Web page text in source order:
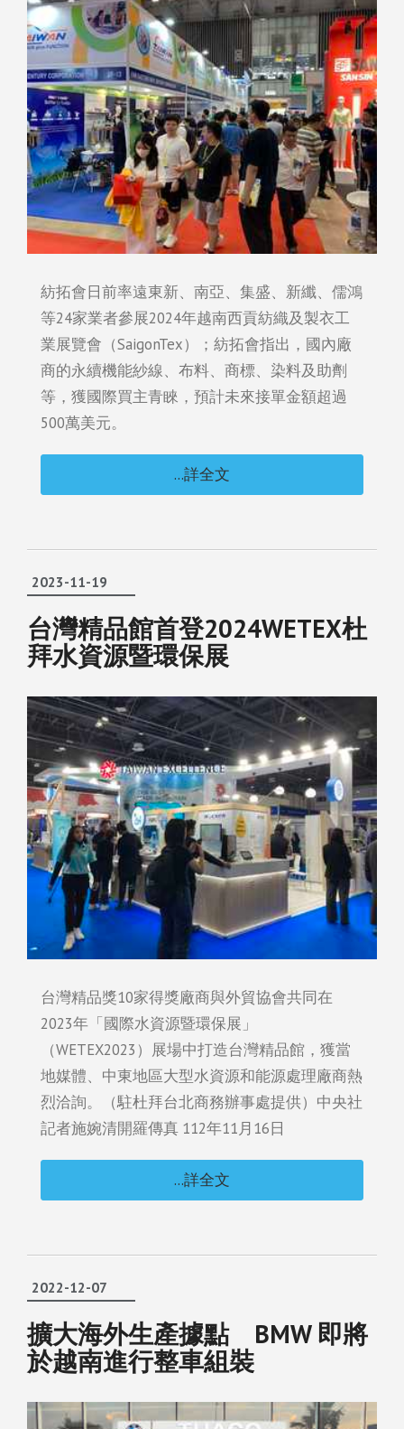
紡拓會日前率遠東新、南亞、集盛、新纖、儒鴻
等24家業者參展2024年越南西貢紡織及製衣工
業展覽會（SaigonTex）；紡拓會指出，國內廠
商的永續機能紗線、布料、商標、染料及助劑
等，獲國際買主青睞，預計未來接單金額超過
500萬美元。
...詳全文
2023-11-19
台灣精品館首登2024WETEX杜
拜水資源暨環保展
台灣精品獎10家得獎廠商與外貿協會共同在
2023年「國際水資源暨環保展」
（WETEX2023）展場中打造台灣精品館，獲當
地媒體、中東地區大型水資源和能源處理廠商熱
烈洽詢。（駐杜拜台北商務辦事處提供）中央社
記者施婉清開羅傳真 112年11月16日
...詳全文
2022-12-07
擴大海外生產據點 BMW 即將
於越南進行整車組裝